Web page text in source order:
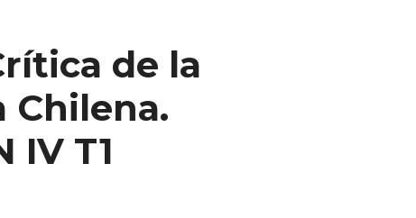
de la
Chilena.
IV T1